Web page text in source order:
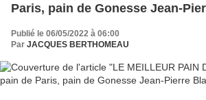
Paris, pain de Gonesse Jean-
Publié le 06/05/2022 à 06:00
Par JACQUES BERTHOMEAU